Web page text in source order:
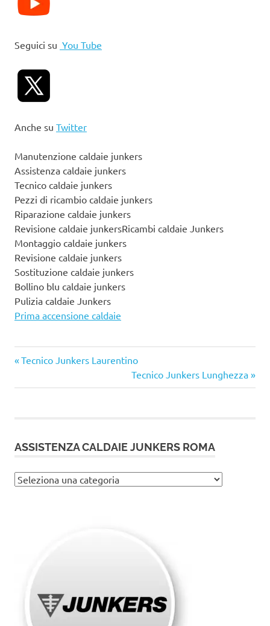
Seguici su You Tube
Anche su Twitter
Manutenzione caldaie junkers
Assistenza caldaie junkers
Tecnico caldaie junkers
Pezzi di ricambio caldaie junkers
Riparazione caldaie junkers
Revisione caldaie junkersRicambi caldaie Junkers
Montaggio caldaie junkers
Revisione caldaie junkers
Sostituzione caldaie junkers
Bollino blu caldaie junkers
Pulizia caldaie Junkers
Prima accensione caldaie
Navigazione
articoli
Articolo
Tecnico Junkers Laurentino
Articolo
successivo:
Tecnico Junkers Lunghezza
ASSISTENZA CALDAIE JUNKERS ROMA
Assistenza